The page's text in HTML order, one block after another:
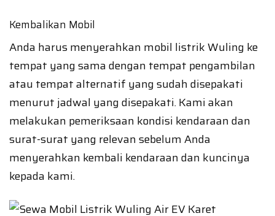
Kembalikan Mobil
Anda harus menyerahkan mobil listrik Wuling ke
tempat yang sama dengan tempat pengambilan
atau tempat alternatif yang sudah disepakati
menurut jadwal yang disepakati. Kami akan
melakukan pemeriksaan kondisi kendaraan dan
surat-surat yang relevan sebelum Anda
menyerahkan kembali kendaraan dan kuncinya
kepada kami.